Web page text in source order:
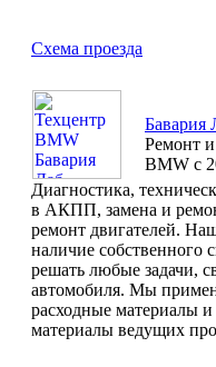
Схема проезда
Бавария
Ремонт
BMW с
Диагностика,
в АКПП, замена и
ремонт двигателей.
наличие собственного
решать любые задачи,
автомобиля. Мы
расходные материалы и
материалы ведущих